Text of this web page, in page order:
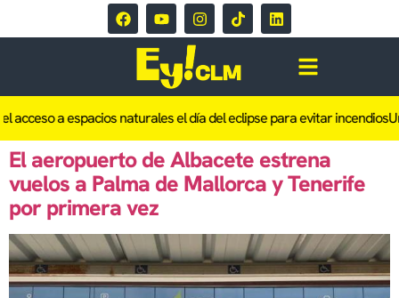
acceso a espacios naturales el día del eclipse para evitar incendios
El aeropuerto de Albacete estrena
vuelos a Palma de Mallorca y Tenerife
por primera vez